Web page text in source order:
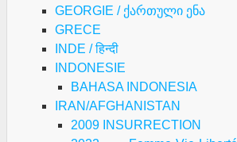
GEORGIE / ქართული ენა
GRECE
INDE / हिन्दी
INDONESIE
BAHASA INDONESIA
IRAN/AFGHANISTAN
2009 INSURRECTION